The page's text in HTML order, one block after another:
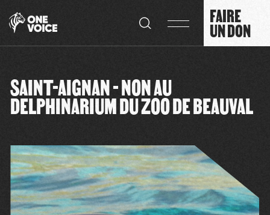
FAIRE
UN DON
SAINT-AIGNAN - NON AU
DELPHINARIUM DU ZOO DE BEAUVAL